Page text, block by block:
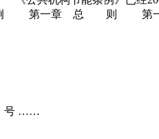
第一章 总 则 第一条
号 ……